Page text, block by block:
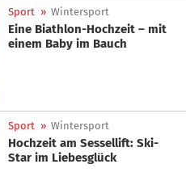
Sport » Wintersport
Eine Biathlon-Hochzeit – mit
einem Baby im Bauch
Sport » Wintersport
Hochzeit am Sessellift: Ski-
Star im Liebesglück